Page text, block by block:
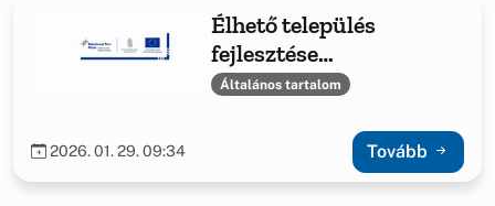
Élhető település
fejlesztése
Bakonyszentlászló
Általános tartalom
2026. 01. 29. 09:34 Tovább